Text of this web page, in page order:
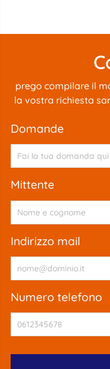
prego compilare il
la vostra richiesta
domande
mittente
indirizzo mail
numero telefono